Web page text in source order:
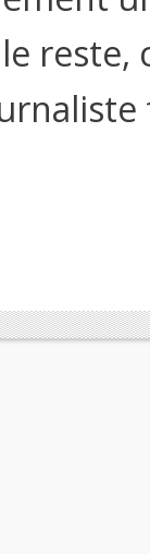
reste,